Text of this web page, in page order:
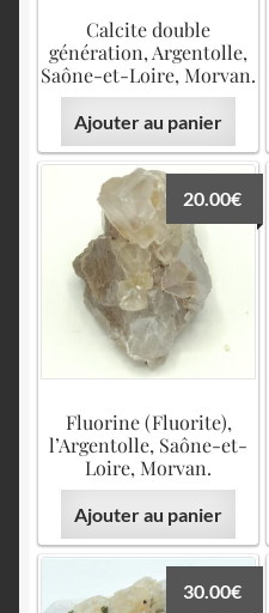
Calcite double
génération, Argentolle,
Saône-et-Loire, Morvan.
Ajouter au panier
Fluorine (Fluorite),
l’Argentolle, Saône-et-
Loire, Morvan.
20.00€
Ajouter au panier
30.00€